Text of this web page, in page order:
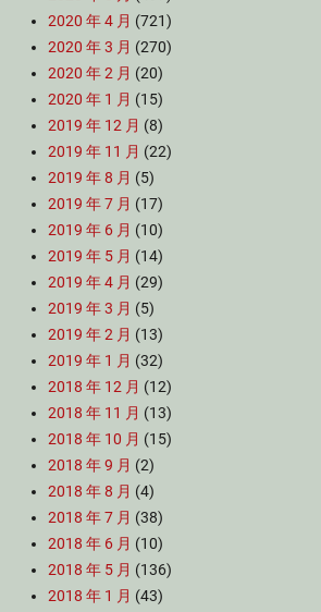
2020 年 4 月 (721)
2020 年 3 月 (270)
2020 年 2 月 (20)
2020 年 1 月 (15)
2019 年 12 月 (8)
2019 年 11 月 (22)
2019 年 8 月 (5)
2019 年 7 月 (17)
2019 年 6 月 (10)
2019 年 5 月 (14)
2019 年 4 月 (29)
2019 年 3 月 (5)
2019 年 2 月 (13)
2019 年 1 月 (32)
2018 年 12 月 (12)
2018 年 11 月 (13)
2018 年 10 月 (15)
2018 年 9 月 (2)
2018 年 8 月 (4)
2018 年 7 月 (38)
2018 年 6 月 (10)
2018 年 5 月 (136)
2018 年 1 月 (43)